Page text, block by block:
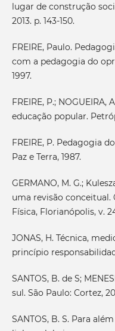
lugar de construção
2013. p. 143-150.
FREIRE, Paulo.
com a pedagogia do
1997.
FREIRE, P.;
educação popular.
FREIRE, P. Pedagogia
Paz e Terra, 1987.
GERMANO, M. G.;
uma revisão conceitual.
Física, Florianópolis, v.
JONAS, H. Técnica,
princípio
SANTOS, B. de S;
sul. São Paulo: Cortez,
SANTOS, B. S. Para